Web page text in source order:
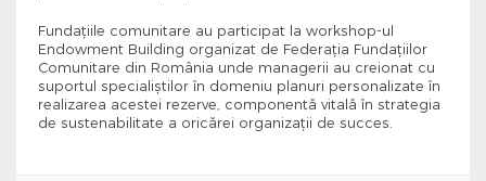
Fundațiile comunitare au participat la workshop-ul
Endowment Building organizat de Federația Fundațiilor
Comunitare din România unde managerii au creionat cu
suportul specialiștilor în domeniu planuri personalizate în
realizarea acestei rezerve, componentă vitală în strategia
de sustenabilitate a oricărei organizații de succes.